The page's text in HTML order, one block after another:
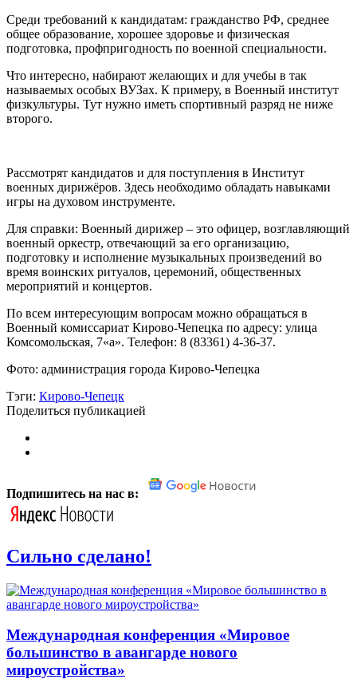
Среди требований к кандидатам: гражданство РФ, среднее
общее образование, хорошее здоровье и физическая
подготовка, профпригодность по военной специальности.
Что интересно, набирают желающих и для учебы в так
называемых особых ВУЗах. К примеру, в Военный институт
физкультуры. Тут нужно иметь спортивный разряд не ниже
второго.
Рассмотрят кандидатов и для поступления в Институт
военных дирижёров. Здесь необходимо обладать навыками
игры на духовом инструменте.
Для справки: Военный дирижер – это офицер, возглавляющий
военный оркестр, отвечающий за его организацию,
подготовку и исполнение музыкальных произведений во
время воинских ритуалов, церемоний, общественных
мероприятий и концертов.
По всем интересующим вопросам можно обращаться в
Военный комиссариат Кирово-Чепецка по адресу: улица
Комсомольская, 7«а». Телефон: 8 (83361) 4-36-37.
Фото: администрация города Кирово-Чепецка
Тэги: Кирово-Чепецк
Поделиться публикацией
Подпишитесь на нас в:
Сильно сделано!
Международная конференция «Мировое
большинство в авангарде нового
мироустройства»